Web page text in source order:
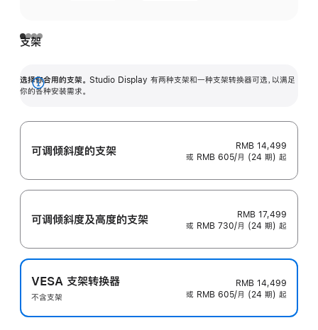
支架
选择你合用的支架。 Studio Display 有两种支架和一种支架转换器可选，以满足
你的各种安装需求。
展
可调倾斜度的支架
RMB 14,499
或 RMB 605/月 (24 期) 起
可调倾斜度及高‍度的支‍架
RMB 17,499
或 RMB 730/月 (24 期) 起
VESA 支架转换器
不含支架
RMB 14,499
或 RMB 605/月 (24 期) 起